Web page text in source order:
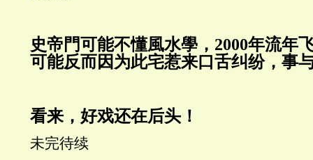
史帝門可能不懂風水學， 2000年流年
可能反而因为此宅惹来口舌纠纷，事
看来，好戏还在后头！
未完待续